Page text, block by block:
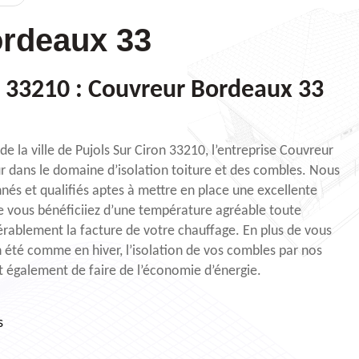
33
: Couvreur Bordeaux 33
la ville de Pujols Sur Ciron 33210, l’entreprise Couvreur
dans le domaine d’isolation toiture et des combles. Nous
et qualifiés aptes à mettre en place une excellente
bénéficiiez d’une température agréable toute
la facture de votre chauffage. En plus de vous
comme en hiver, l’isolation de vos combles par nos
de faire de l’économie d’énergie.